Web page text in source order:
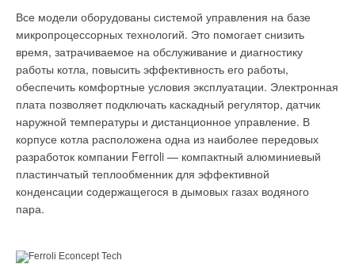
Все модели оборудованы системой управления на базе
микропроцессорных технологий. Это помогает снизить
время, затрачиваемое на обслуживание и диагностику
работы котла, повысить эффективность его работы,
обеспечить комфортные условия эксплуатации. Электронная
плата позволяет подключать каскадный регулятор, датчик
наружной температуры и дистанционное управление. В
корпусе котла расположена одна из наиболее передовых
разработок компании Ferroli — компактный алюминиевый
пластинчатый теплообменник для эффективной
конденсации содержащегося в дымовых газах водяного
пара.